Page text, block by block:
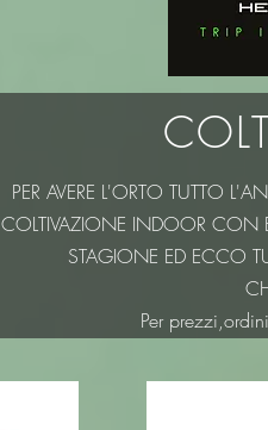
PER AVERE L'ORTO TUTTO
COLTIVAZIONE INDOOR CON
STAGIONE ED ECCO
Per